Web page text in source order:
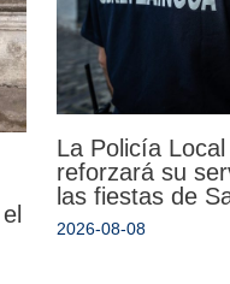
La Policía
reforzará su
las fiestas de
2026-08-08